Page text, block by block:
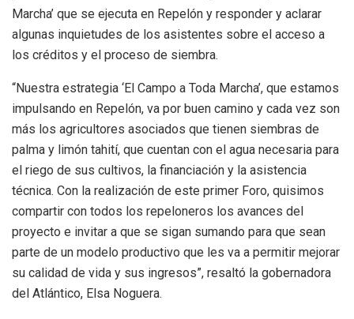
Marcha’ que se ejecuta en Repelón y responder y aclarar
algunas inquietudes de los asistentes sobre el acceso a
los créditos y el proceso de siembra.
“Nuestra estrategia ‘El Campo a Toda Marcha’, que estamos
impulsando en Repelón, va por buen camino y cada vez son
más los agricultores asociados que tienen siembras de
palma y limón tahití, que cuentan con el agua necesaria para
el riego de sus cultivos, la financiación y la asistencia
técnica. Con la realización de este primer Foro, quisimos
compartir con todos los repeloneros los avances del
proyecto e invitar a que se sigan sumando para que sean
parte de un modelo productivo que les va a permitir mejorar
su calidad de vida y sus ingresos”, resaltó la gobernadora
del Atlántico, Elsa Noguera.